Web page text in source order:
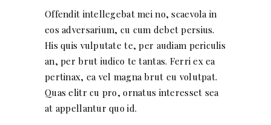
Offendit intellegebat mei no, scaevola in
eos adversarium, cu cum debet persius.
His quis vulputate te, per audiam periculis
an, per brut iudico te tantas. Ferri ex ea
pertinax, ea vel magna brut eu volutpat.
Quas elitr cu pro, ornatus interesset sea
at appellantur quo id.